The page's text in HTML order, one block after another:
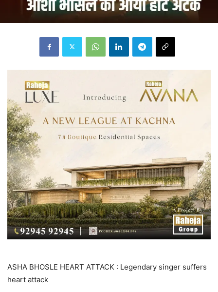
ASHA BHOSLE HEART ATTACK : Legendary singer suffers
heart attack